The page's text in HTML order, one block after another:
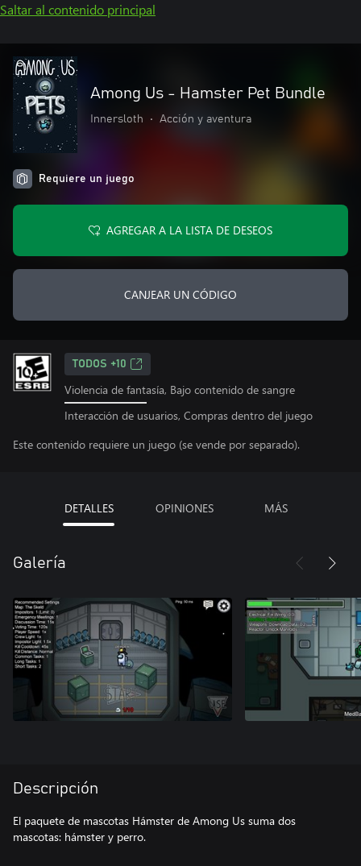
Saltar al contenido principal
Among Us - Hamster Pet Bundle
Innersloth • Acción y aventura
Requiere un juego
AGREGAR A LA LISTA DE DESEOS
CANJEAR UN CÓDIGO
TODOS +10
Violencia de fantasía, Bajo contenido de sangre
Interacción de usuarios, Compras dentro del juego
Este contenido requiere un juego (se vende por separado).
DETALLES OPINIONES MÁS
Galería
Descripción
El paquete de mascotas Hámster de Among Us suma dos
mascotas: hámster y perro.